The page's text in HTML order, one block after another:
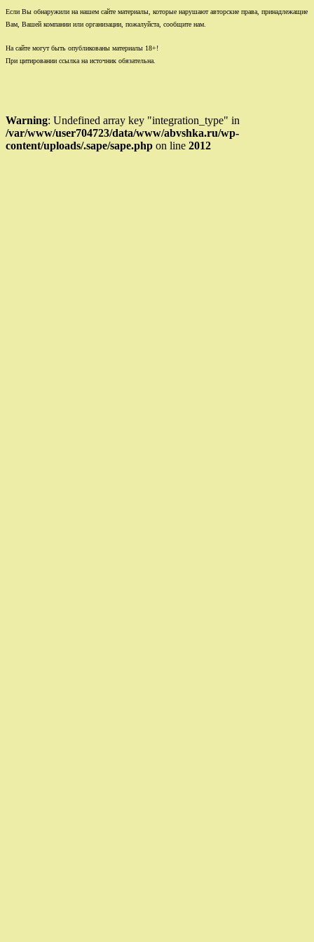
Если Вы обнаружили на нашем сайте материалы, которые нарушают авторские права, принадлежащие
Вам, Вашей компании или организации, пожалуйста, сообщите нам.
На сайте могут быть опубликованы материалы 18+!
При цитировании ссылка на источник обязательна.
Warning: Undefined array key "integration_type" in
/var/www/user704723/data/www/abvshka.ru/wp-
content/uploads/.sape/sape.php on line 2012